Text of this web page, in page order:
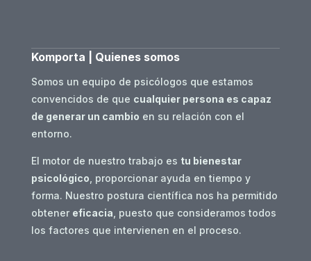
Komporta | Quienes somos
Somos un equipo de psicólogos que estamos
convencidos de que cualquier persona es capaz
de generar un cambio en su relación con el
entorno.
El motor de nuestro trabajo es tu bienestar
psicológico , proporcionar ayuda en tiempo y
forma. Nuestro postura científica nos ha permitido
obtener eficacia , puesto que consideramos todos
los factores que intervienen en el proceso.